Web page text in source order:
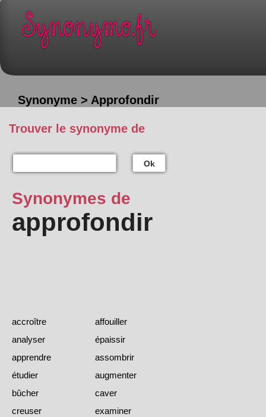
Synonyme > Approfondir
Trouver le synonyme de
Ok
Synonymes de
approfondir
accroître
affouiller
analyser
épaissir
apprendre
assombrir
étudier
augmenter
bûcher
caver
creuser
examiner